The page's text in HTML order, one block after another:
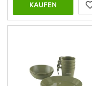
KAUFEN